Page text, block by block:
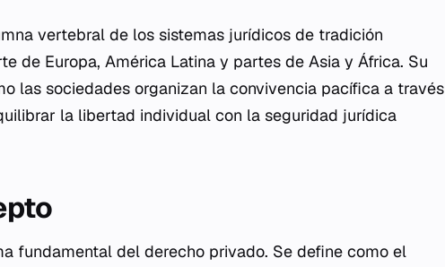
vertebral de los sistemas jurídicos de tradición
de Europa, América Latina y partes de Asia y África. Su
las sociedades organizan la convivencia pacífica a través
la libertad individual con la seguridad jurídica
fundamental del derecho privado. Se define como el